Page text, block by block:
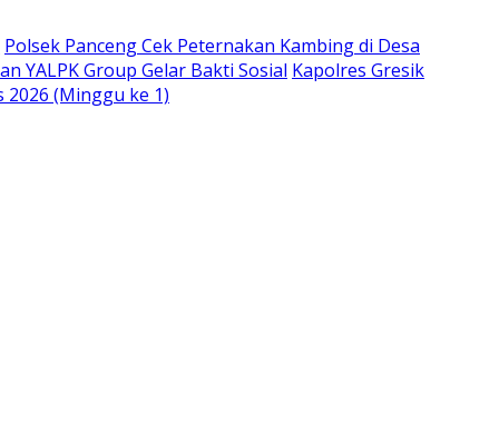
Polsek Panceng Cek Peternakan Kambing di Desa
YALPK Group Gelar Bakti Sosial Kapolres Gresik
2026 (Minggu ke 1)